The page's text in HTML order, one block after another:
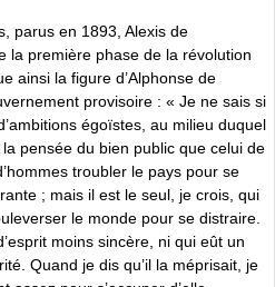
parus en 1893, Alexis de
la première phase de la révolution
ainsi la figure d’Alphonse de
provisoire : « Je ne sais si
égoïstes, au milieu duquel
pensée du bien public que celui de
troubler le pays pour se
; mais il est le seul, je crois, qui
le monde pour se distraire.
moins sincère, ni qui eût un
Quand je dis qu’il la méprisait, je